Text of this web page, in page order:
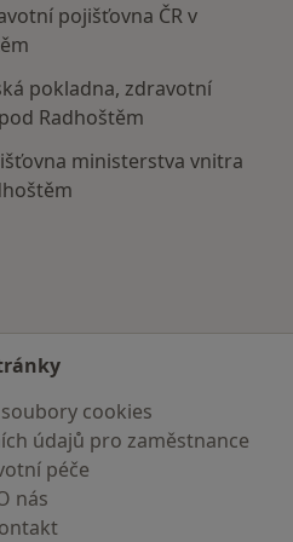
pojišťovna ČR v
pokladna, zdravotní
Radhoštěm
ministerstva vnitra
cookies
údajů pro zaměstnance
péče
nás